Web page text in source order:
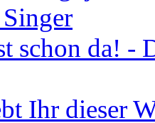
schon da! -
Ihr dieser